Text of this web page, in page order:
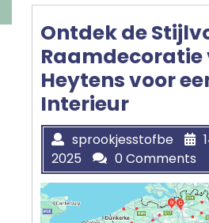
Ontdek de
Raamdecoratie
Heytens voor
Interieur
sprookjesstofbe
2025
0 Comments